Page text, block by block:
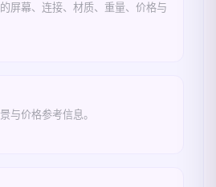
屏幕、连接、材质、重量、价格与
与价格参考信息。